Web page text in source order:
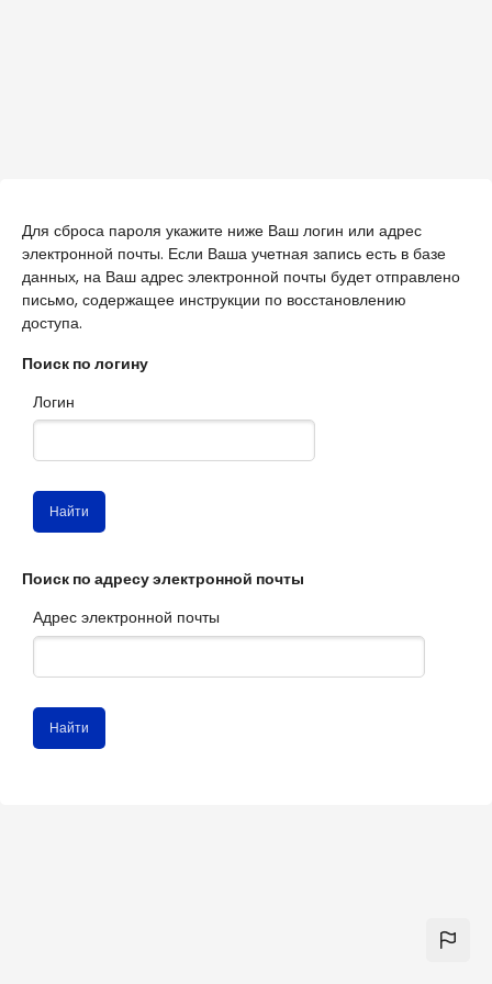
Для сброса пароля укажите ниже Ваш логин или адрес
электронной почты. Если Ваша учетная запись есть в базе
данных, на Ваш адрес электронной почты будет отправлено
письмо, содержащее инструкции по восстановлению
доступа.
Поиск по логину
Логин
Поиск по адресу электронной почты
Адрес электронной почты